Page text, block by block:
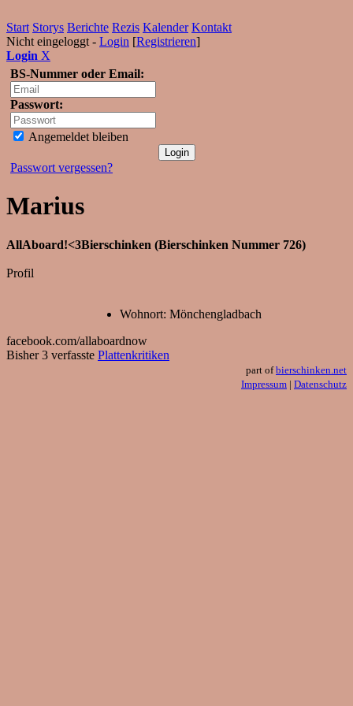
Start Storys Berichte Rezis Kalender Kontakt
Nicht eingeloggt - Login [Registrieren]
Login X
BS-Nummer oder Email:
Passwort:
Angemeldet bleiben
Passwort vergessen?
Marius
AllAboard!<3Bierschinken (Bierschinken Nummer 726)
Profil
Wohnort: Mönchengladbach
facebook.com/allaboardnow
Bisher 3 verfasste Plattenkritiken
part ofbierschinken.net
Impressum | Datenschutz